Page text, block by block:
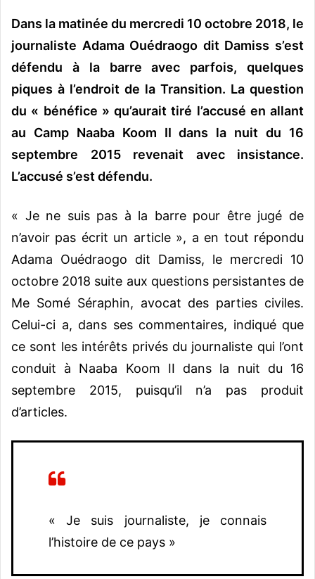
e
Dans la matinée du mercredi 10 octobre 2018, le
journaliste Adama Ouédraogo dit Damiss s’est
défendu à la barre avec parfois, quelques
piques à l’endroit de la Transition. La question
du « bénéfice » qu’aurait tiré l’accusé en allant
au Camp Naaba Koom II dans la nuit du 16
septembre 2015 revenait avec insistance.
L’accusé s’est défendu.
« Je ne suis pas à la barre pour être jugé de
n’avoir pas écrit un article », a en tout répondu
Adama Ouédraogo dit Damiss, le mercredi 10
octobre 2018 suite aux questions persistantes de
Me Somé Séraphin, avocat des parties civiles.
Celui-ci a, dans ses commentaires, indiqué que
ce sont les intérêts privés du journaliste qui l’ont
conduit à Naaba Koom II dans la nuit du 16
septembre 2015, puisqu’il n’a pas produit
d’articles.
« Je suis journaliste, je connais
l’histoire de ce pays »